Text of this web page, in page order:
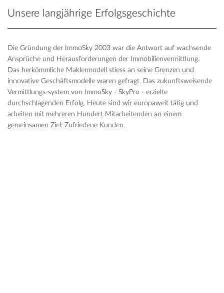
Unsere langjährige Erfolgsgeschichte
Die Gründung der ImmoSky 2003 war die Antwort auf wachsende
Ansprüche und Herausforderungen der Immobilienvermittlung.
Das herkömmliche Maklermodell stiess an seine Grenzen und
innovative Geschäftsmodelle waren gefragt. Das zukunftsweisende
Vermittlungs-system von ImmoSky - SkyPro - erzielte
durchschlagenden Erfolg. Heute sind wir europaweit tätig und
arbeiten mit mehreren Hundert Mitarbeitenden an einem
gemeinsamen Ziel: Zufriedene Kunden.